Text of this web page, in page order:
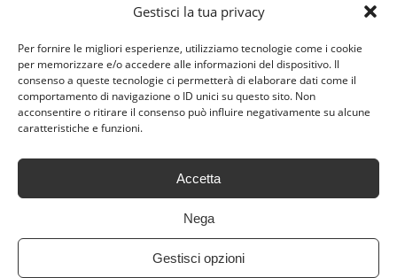
Gestisci la tua privacy
Per fornire le migliori esperienze, utilizziamo tecnologie come i cookie
per memorizzare e/o accedere alle informazioni del dispositivo. Il
consenso a queste tecnologie ci permetterà di elaborare dati come il
comportamento di navigazione o ID unici su questo sito. Non
acconsentire o ritirare il consenso può influire negativamente su alcune
caratteristiche e funzioni.
Accetta
Nega
Gestisci opzioni
(10)
Fumetti e Graphic novel(1)
Fumetti e manga(18)
Gialli(5)
(4)
Informatica, Web e Digital Media(6)
Letteratura e narrativa(25)